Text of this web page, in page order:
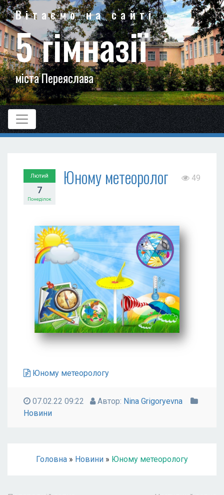
Вітаємо на сайті
5 гімназії
міста Переяслава
Лютий
7
Понеділок
Юному метеорологу 49
Юному метеорологу
07.02.22 09:22 Автор: Nina Grigoryevna
Новини
Головна » Новини » Юному метеорологу